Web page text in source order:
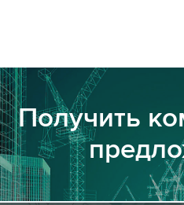
Получить